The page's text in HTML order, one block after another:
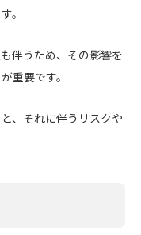
。
伴うため、その影響を
重要です。
、それに伴うリスクや